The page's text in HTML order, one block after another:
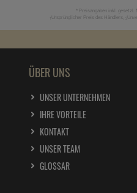
* Preisangaben inkl. gesetzl.
Ursprünglicher Preis des Händlers,
ÜBER UNS
UNSER UNTERNEHMEN
IHRE VORTEILE
KONTAKT
UNSER TEAM
GLOSSAR